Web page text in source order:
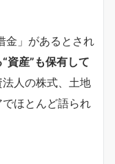
金」があるとされ
資産”も保有して
人の株式、土地
ほとんど語られ